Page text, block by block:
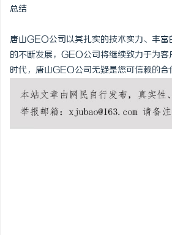
总结
唐山GEO公司以其扎实的技术实力、丰
的不断发展，GEO公司将继续致力于为
时代，唐山GEO公司无疑是您可信赖的合